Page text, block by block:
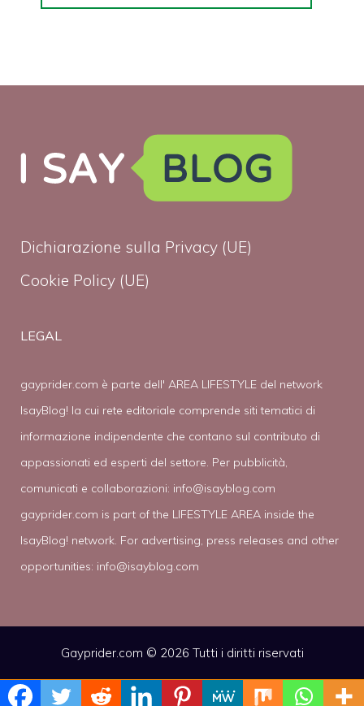
Dichiarazione sulla Privacy (UE)
Cookie Policy (UE)
LEGAL
gayprider.com è parte dell' AREA LIFESTYLE del network
IsayBlog! la cui rete editoriale comprende siti tematici di
informazione indipendente che contano sul contributo di
appassionati ed esperti del settore. Per pubblicità,
comunicati e collaborazioni: info@isayblog.com
gayprider.com is part of the LIFESTYLE AREA inside the
IsayBlog! network. For advertising, press releases and other
opportunities: info@isayblog.com
Gayprider.com © 2026 Tutti i diritti riservati